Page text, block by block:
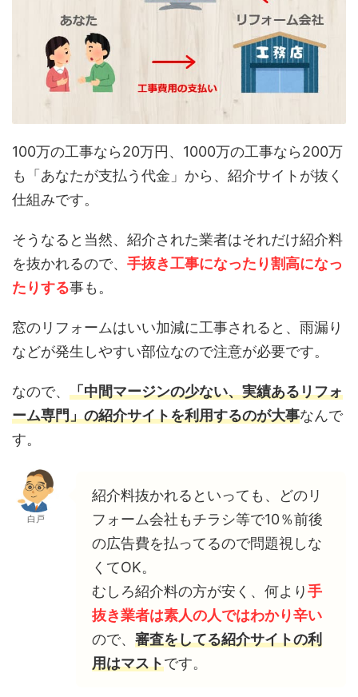
100万の工事なら20万円、1000万の工事なら200万
も「あなたが支払う代金」から、紹介サイトが抜く
仕組みです。
そうなると当然、紹介された業者はそれだけ紹介料
を抜かれるので、 手抜き工事になったり割高になっ
たりする事も。
窓のリフォームはいい加減に工事されると、雨漏り
などが発生しやすい部位なので注意が必要です。
なので、 「中間マージンの少ない、実績あるリフォ
ーム専門」の紹介サイトを利用するのが大事なんで
す。
白戸
紹介料抜かれるといっても、どのリ
フォーム会社もチラシ等で10％前後
の広告費を払ってるので問題視しな
くてOK。
むしろ紹介料の方が安く、何より手
抜き業者は素人の人ではわかり辛い
ので、 審査をしてる紹介サイトの利
用はマストです。